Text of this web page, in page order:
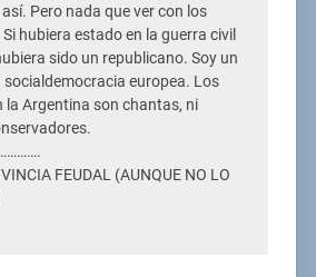
Pero nada que ver con los
hubiera estado en la guerra civil
sido un republicano. Soy un
socialdemocracia europea. Los
la Argentina son chantas, ni
FEUDAL (AUNQUE NO LO